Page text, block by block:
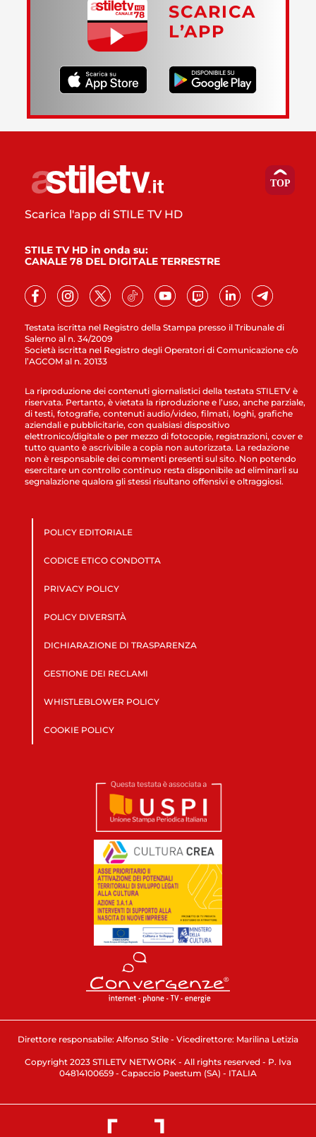
SCARICA
L’APP
Testata iscritta nel Registro della Stampa presso il Tribunale di
Salerno al n. 34/2009
Società iscritta nel Registro degli Operatori di Comunicazione c/o
l’AGCOM al n. 20133
Scarica l'app di STILE TV HD
STILE TV HD in onda su:
CANALE 78 DEL DIGITALE TERRESTRE
La riproduzione dei contenuti giornalistici della testata STILETV è
riservata. Pertanto, è vietata la riproduzione e l’uso, anche parziale,
di testi, fotografie, contenuti audio/video, filmati, loghi, grafiche
aziendali e pubblicitarie, con qualsiasi dispositivo
elettronico/digitale o per mezzo di fotocopie, registrazioni, cover e
tutto quanto è ascrivibile a copia non autorizzata. La redazione
non è responsabile dei commenti presenti sul sito. Non potendo
esercitare un controllo continuo resta disponibile ad eliminarli su
segnalazione qualora gli stessi risultano offensivi e oltraggiosi.
POLICY EDITORIALE
CODICE ETICO CONDOTTA
PRIVACY POLICY
POLICY DIVERSITÀ
DICHIARAZIONE DI TRASPARENZA
GESTIONE DEI RECLAMI
WHISTLEBLOWER POLICY
COOKIE POLICY
Direttore responsabile: Alfonso Stile - Vicedirettore: Marilina Letizia
Copyright 2023 STILETV NETWORK - All rights reserved - P. Iva
04814100659 - Capaccio Paestum (SA) - ITALIA